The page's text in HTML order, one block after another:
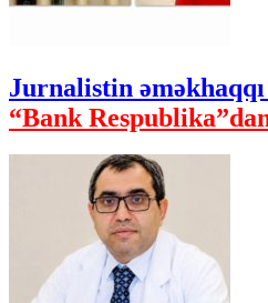
Jurnalistin
“Bank